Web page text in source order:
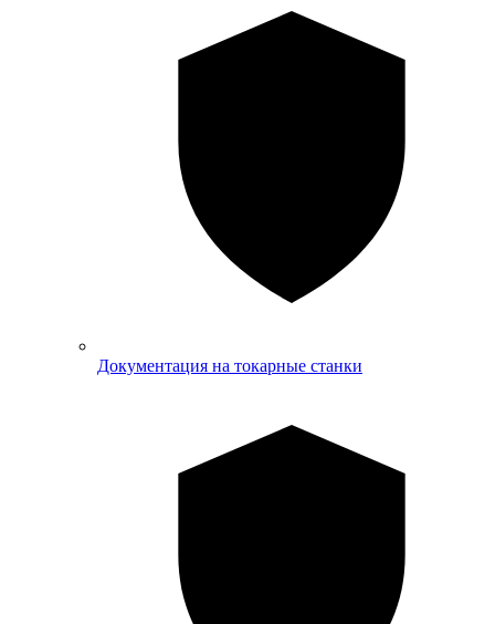
Документация на токарные станки